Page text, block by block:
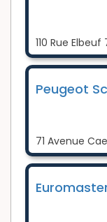
110 Rue Elbeuf
Peugeot
71 Avenue